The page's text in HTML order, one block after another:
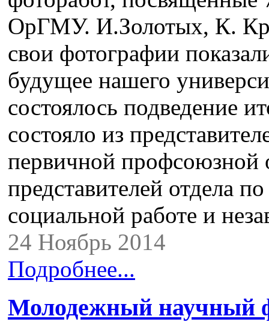
ОрГМУ. И.Золотых, К.
свои фотографии
будущее нашего
состоялось подведение
состояло из
первичной профсоюзной
представителей отдела
социальной работе и
24 Ноябрь 2014
Подробнее...
Молодежный научный